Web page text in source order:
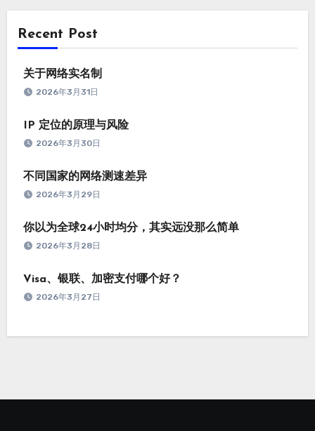
Recent Post
关于网络实名制
2026年3月31日
IP 定位的原理与风险
2026年3月30日
不同国家的网络测速差异
2026年3月29日
你以为全球24小时均分，其实远没那么简单
2026年3月28日
Visa、银联、加密支付哪个好？
2026年3月27日